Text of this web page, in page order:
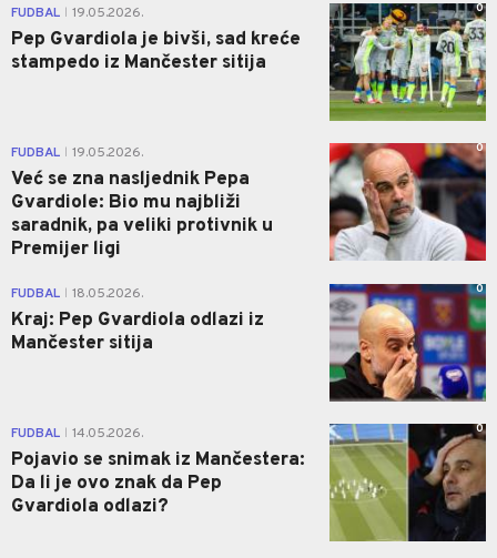
FUDBAL 19.05.2026.
Pep Gvardiola je bivši, sad kreće
stampedo iz Mančester sitija
0
FUDBAL 19.05.2026.
Već se zna nasljednik Pepa
Gvardiole: Bio mu najbliži
saradnik, pa veliki protivnik u
Premijer ligi
0
FUDBAL 18.05.2026.
Kraj: Pep Gvardiola odlazi iz
Mančester sitija
0
FUDBAL 14.05.2026.
Pojavio se snimak iz Mančestera:
Da li je ovo znak da Pep
Gvardiola odlazi?
0